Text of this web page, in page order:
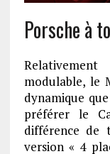
Porsche à
modulable, le
dynamique
préférer le
différence
version « 4